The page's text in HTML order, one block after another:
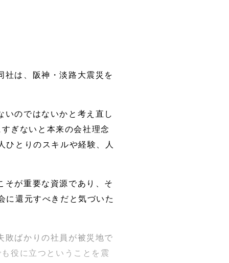
社は、阪神・淡路大震災を
いのではないかと考え直し
ぎないと本来の会社理念
ひとりのスキルや経験、人
そが重要な資源であり、そ
に還元すべきだと気づいた
敗ばかりの社員が被災地で
役に立つということを震